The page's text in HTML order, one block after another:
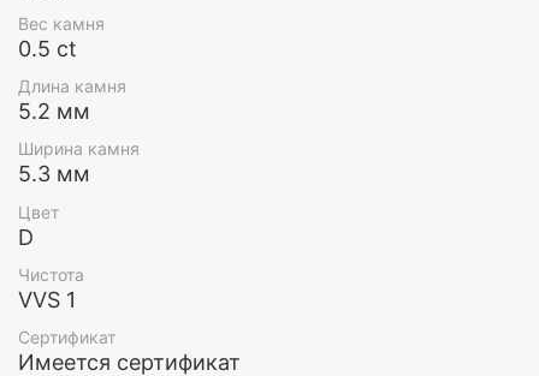
Вес камня
0.5 ct
Длина камня
5.2 мм
Ширина камня
5.3 мм
Цвет
D
Чистота
VVS 1
Сертификат
Имеется сертификат